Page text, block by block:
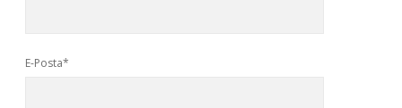
E-Posta*